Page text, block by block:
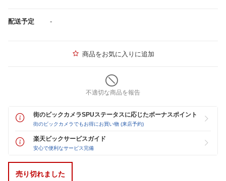
配送予定 -
商品をお気に入りに追加
不適切な商品を報告
街のビックカメラSPUステータスに応じたボーナスポイント
街のビックカメラでもお得にお買い物 (来店予約)
楽天ビックサービスガイド
安心で便利なサービス完備
売り切れました